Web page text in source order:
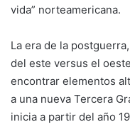
vida” norteamericana.
La era de la
del este versus el
encontrar elementos
a una nueva Tercera
inicia a partir del año